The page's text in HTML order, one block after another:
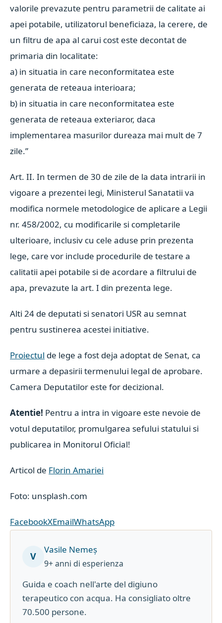
valorile prevazute pentru parametrii de calitate ai
apei potabile, utilizatorul beneficiaza, la cerere, de
un filtru de apa al carui cost este decontat de
primaria din localitate:
a) in situatia in care neconformitatea este
generata de reteaua interioara;
b) in situatia in care neconformitatea este
generata de reteaua exteriaror, daca
implementarea masurilor dureaza mai mult de 7
zile.”
Art. II. In termen de 30 de zile de la data intrarii in
vigoare a prezentei legi, Ministerul Sanatatii va
modifica normele metodologice de aplicare a Legii
nr. 458/2002, cu modificarile si completarile
ulterioare, inclusiv cu cele aduse prin prezenta
lege, care vor include procedurile de testare a
calitatii apei potabile si de acordare a filtrului de
apa, prevazute la art. I din prezenta lege.
Alti 24 de deputati si senatori USR au semnat
pentru sustinerea acestei initiative.
Proiectul de lege a fost deja adoptat de Senat, ca
urmare a depasirii termenului legal de aprobare.
Camera Deputatilor este for decizional.
Atentie! Pentru a intra in vigoare este nevoie de
votul deputatilor, promulgarea sefului statului si
publicarea in Monitorul Oficial!
Articol de Florin Amariei
Foto: unsplash.com
FacebookXEmailWhatsApp
V
Vasile Nemeș
9+ anni di esperienza
Guida e coach nell'arte del digiuno
terapeutico con acqua. Ha consigliato oltre
70.500 persone.